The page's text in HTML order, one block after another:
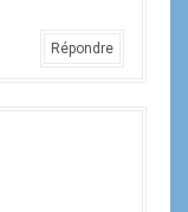
Répondre